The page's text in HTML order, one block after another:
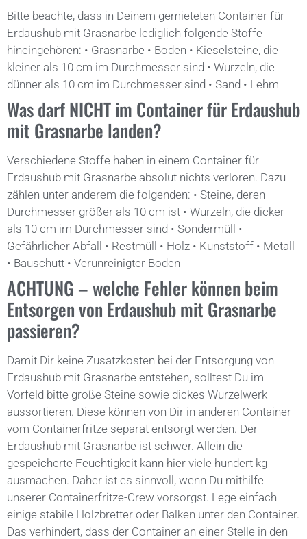
Bitte beachte, dass in Deinem gemieteten Container für
Erdaushub mit Grasnarbe lediglich folgende Stoffe
hineingehören: • Grasnarbe • Boden • Kieselsteine, die
kleiner als 10 cm im Durchmesser sind • Wurzeln, die
dünner als 10 cm im Durchmesser sind • Sand • Lehm
Was darf NICHT im Container für Erdaushub
mit Grasnarbe landen?
Verschiedene Stoffe haben in einem Container für
Erdaushub mit Grasnarbe absolut nichts verloren. Dazu
zählen unter anderem die folgenden: • Steine, deren
Durchmesser größer als 10 cm ist • Wurzeln, die dicker
als 10 cm im Durchmesser sind • Sondermüll •
Gefährlicher Abfall • Restmüll • Holz • Kunststoff • Metall
• Bauschutt • Verunreinigter Boden
ACHTUNG – welche Fehler können beim
Entsorgen von Erdaushub mit Grasnarbe
passieren?
Damit Dir keine Zusatzkosten bei der Entsorgung von
Erdaushub mit Grasnarbe entstehen, solltest Du im
Vorfeld bitte große Steine sowie dickes Wurzelwerk
aussortieren. Diese können von Dir in anderen Container
vom Containerfritze separat entsorgt werden. Der
Erdaushub mit Grasnarbe ist schwer. Allein die
gespeicherte Feuchtigkeit kann hier viele hundert kg
ausmachen. Daher ist es sinnvoll, wenn Du mithilfe
unserer Containerfritze-Crew vorsorgst. Lege einfach
einige stabile Holzbretter oder Balken unter den Container.
Das verhindert, dass der Container an einer Stelle in den